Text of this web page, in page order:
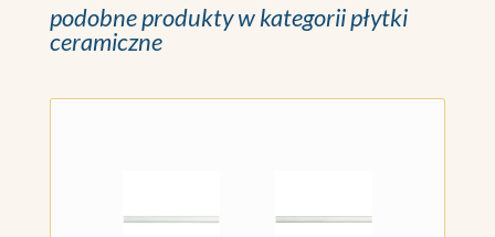
podobne produkty w kategorii płytki
ceramiczne